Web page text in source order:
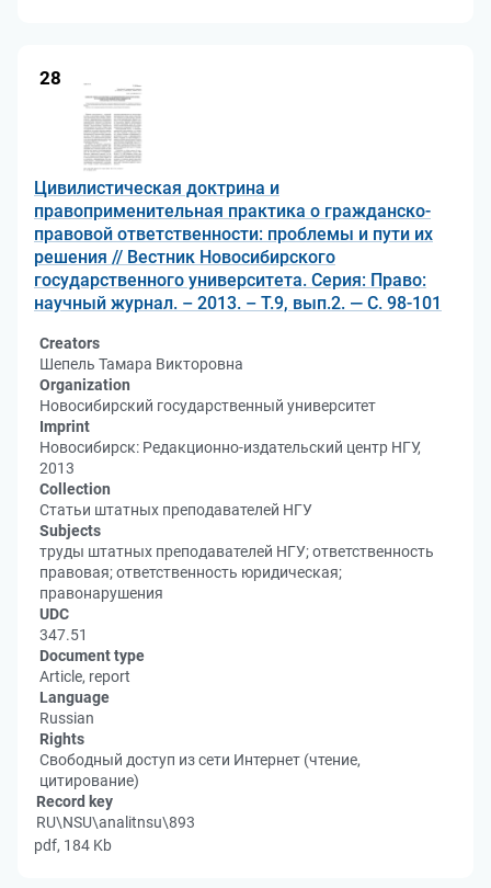
28
Цивилистическая доктрина и
правоприменительная практика о гражданско-
правовой ответственности: проблемы и пути их
решения // Вестник Новосибирского
государственного университета. Серия: Право:
научный журнал. – 2013. – Т.9, вып.2. — С. 98-101
Creators
Шепель Тамара Викторовна
Organization
Новосибирский государственный университет
Imprint
Новосибирск: Редакционно-издательский центр НГУ,
2013
Collection
Статьи штатных преподавателей НГУ
Subjects
труды штатных преподавателей НГУ; ответственность
правовая; ответственность юридическая;
правонарушения
UDC
347.51
Document type
Article, report
Language
Russian
Rights
Свободный доступ из сети Интернет (чтение,
цитирование)
Record key
RU\NSU\analitnsu\893
pdf, 184 Kb